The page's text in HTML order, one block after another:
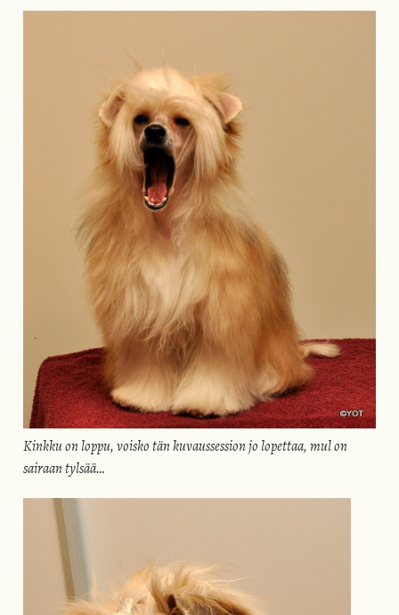
Kinkku on loppu, voisko tän kuvaussession jo lopettaa, mul on
sairaan tylsää…